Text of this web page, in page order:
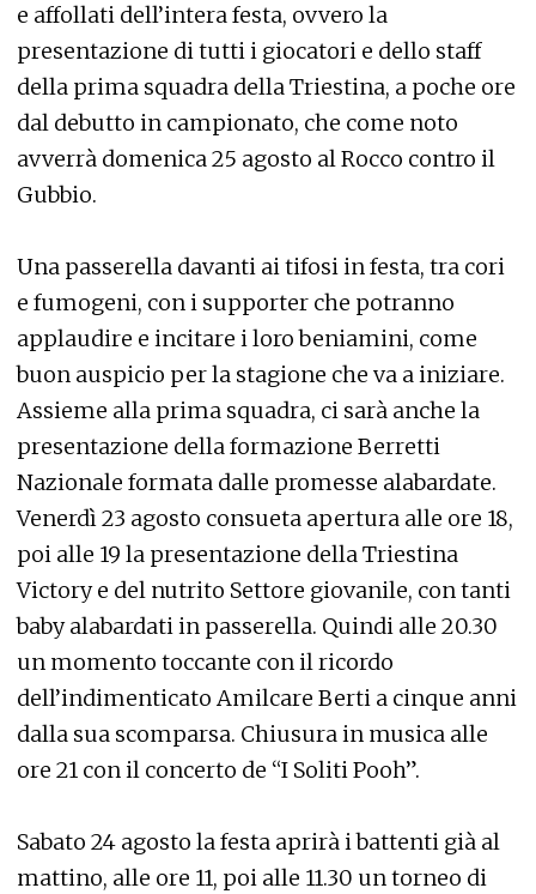
e affollati dell’intera festa, ovvero la
presentazione di tutti i giocatori e dello staff
della prima squadra della Triestina, a poche ore
dal debutto in campionato, che come noto
avverrà domenica 25 agosto al Rocco contro il
Gubbio.
Una passerella davanti ai tifosi in festa, tra cori
e fumogeni, con i supporter che potranno
applaudire e incitare i loro beniamini, come
buon auspicio per la stagione che va a iniziare.
Assieme alla prima squadra, ci sarà anche la
presentazione della formazione Berretti
Nazionale formata dalle promesse alabardate.
Venerdì 23 agosto consueta apertura alle ore 18,
poi alle 19 la presentazione della Triestina
Victory e del nutrito Settore giovanile, con tanti
baby alabardati in passerella. Quindi alle 20.30
un momento toccante con il ricordo
dell’indimenticato Amilcare Berti a cinque anni
dalla sua scomparsa. Chiusura in musica alle
ore 21 con il concerto de “I Soliti Pooh”.
Sabato 24 agosto la festa aprirà i battenti già al
mattino, alle ore 11, poi alle 11.30 un torneo di